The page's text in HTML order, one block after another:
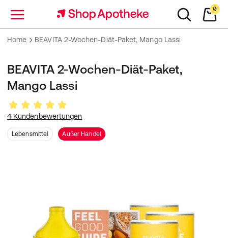
Menü
0
Home BEAVITA 2-Wochen-Diät-Paket, Mango Lassi
BEAVITA 2-Wochen-Diät-Paket,
Mango Lassi
4 Kundenbewertungen
Lebensmittel Außer Handel